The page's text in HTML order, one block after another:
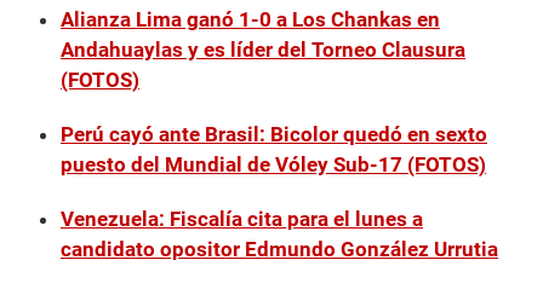
Alianza Lima ganó 1-0 a Los Chankas en
Andahuaylas y es líder del Torneo Clausura
(FOTOS)
Perú cayó ante Brasil: Bicolor quedó en sexto
puesto del Mundial de Vóley Sub-17 (FOTOS)
Venezuela: Fiscalía cita para el lunes a
candidato opositor Edmundo González Urrutia